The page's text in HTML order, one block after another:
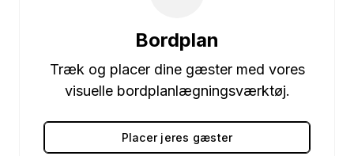
Bordplan
Træk og placer dine gæster med vores
visuelle bordplanlægningsværktøj.
Placer jeres gæster